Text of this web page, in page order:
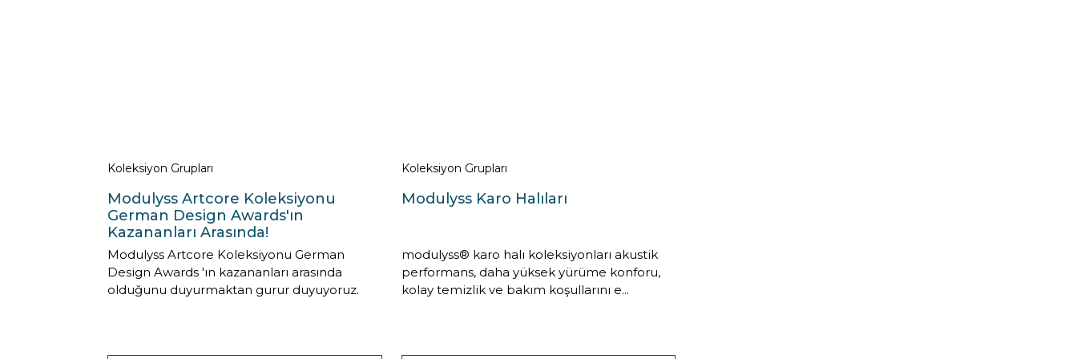
Koleksiyon Grupları
Modulyss Artcore Koleksiyonu
German Design Awards'ın
Kazananları Arasında!
Modulyss Artcore Koleksiyonu German
Design Awards 'ın kazananları arasında
olduğunu duyurmaktan gurur duyuyoruz.
Koleksiyon Grupları
Modulyss Karo Halıları
modulyss® karo halı koleksiyonları akustik
performans, daha yüksek yürüme konforu,
kolay temizlik ve bakım koşullarını e...